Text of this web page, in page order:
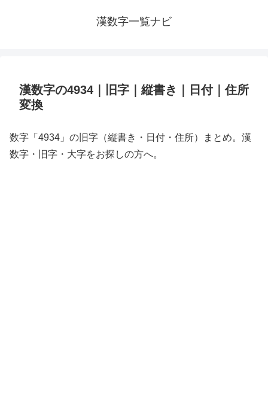
漢数字一覧ナビ
漢数字の4934｜旧字｜縦書き｜日付｜住所
変換
数字「4934」の旧字（縦書き・日付・住所）まとめ。漢
数字・旧字・大字をお探しの方へ。